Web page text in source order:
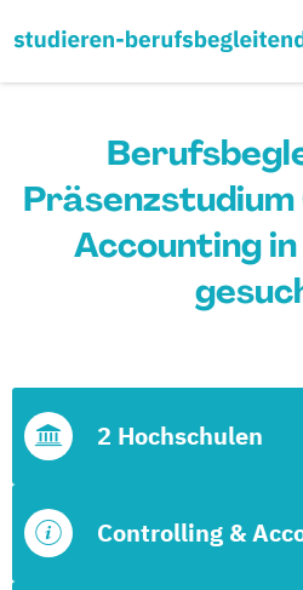
Accounting
Controlling &
2 Hochschulen